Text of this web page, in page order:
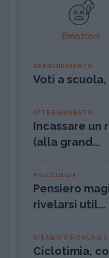
Emozioni
APPRENDIMENTO
Voti a
ATTEGGIAMENTO
Incassare un
(alla grand...
PSICOLOGIA
Pensiero
rivelarsi util...
DISAGIO
Ciclotimia,